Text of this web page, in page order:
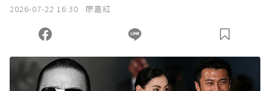
2026-07-22 16:30 廖嘉紅